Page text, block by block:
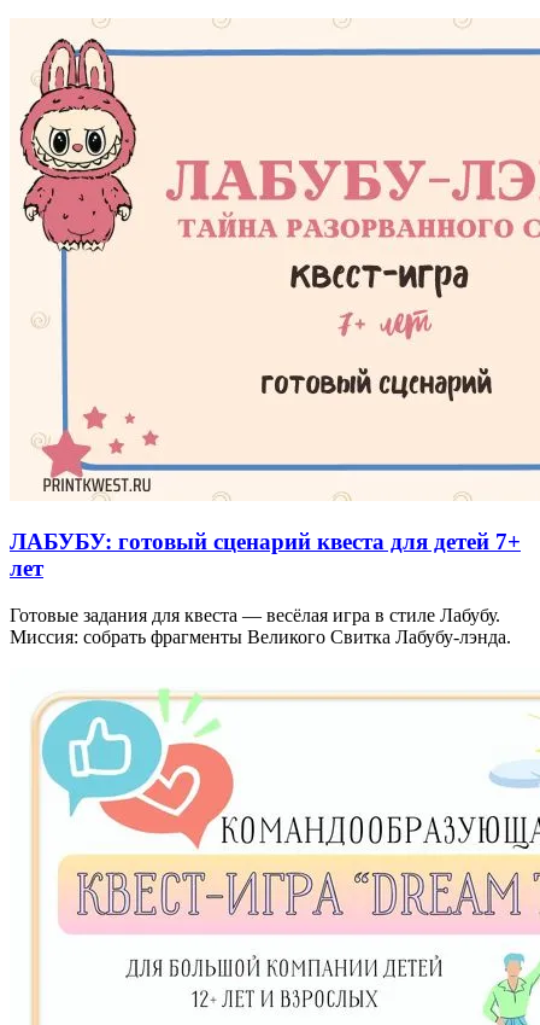
ЛАБУБУ: готовый сценарий квеста для детей 7+
лет
Готовые задания для квеста — весёлая игра в стиле Лабубу.
Миссия: собрать фрагменты Великого Свитка Лабубу-лэнда.